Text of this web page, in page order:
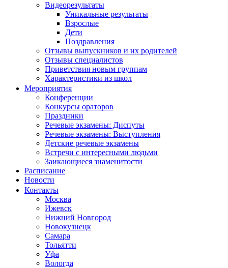
Видеорезультаты
Уникальные результаты
Взрослые
Дети
Поздравления
Отзывы выпускников и их родителей
Отзывы специалистов
Приветствия новым группам
Характеристики из школ
Мероприятия
Конференции
Конкурсы ораторов
Праздники
Речевые экзамены: Диспуты
Речевые экзамены: Выступления
Детские речевые экзамены
Встречи с интересными людьми
Заикающиеся знаменитости
Расписание
Новости
Контакты
Москва
Ижевск
Нижний Новгород
Новокузнецк
Самара
Тольятти
Уфа
Вологда